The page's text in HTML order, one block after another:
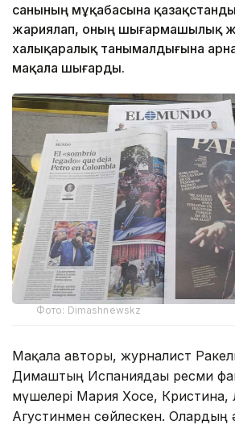
санының мұқабасына
жариялап, оның шығармашылық
халықаралық танымалдығына
мақала шығарды.
Фото: Dimashnewskz
Мақала авторы, журналист
Димаштың Испаниядағы ресми
мүшелері Мария Хосе,
Агустинмен сөйлескен. Олардың